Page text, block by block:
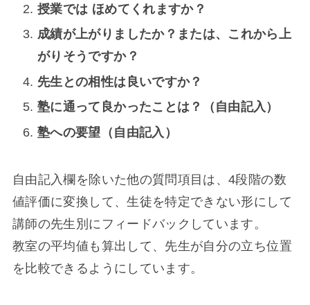
授業では ほめてくれますか？
成績が上がりましたか？または、これから上
がりそうですか？
先生との相性は良いですか？
塾に通って良かったことは？（自由記入）
塾への要望（自由記入）
自由記入欄を除いた他の質問項目は、4段階の数
値評価に変換して、生徒を特定できない形にして
講師の先生別にフィードバックしています。
教室の平均値も算出して、先生が自分の立ち位置
を比較できるようにしています。